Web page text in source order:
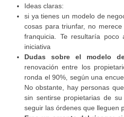
Ideas claras:
si ya tienes un modelo de
cosas para triunfar, no
franquicia. Te resultaría poco
iniciativa
Dudas sobre el modelo
renovación entre los
ronda el 90%, según una
No obstante, hay personas
sin sentirse propietarias de
seguir las órdenes que lleguen